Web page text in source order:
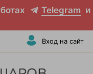
Telegram и
Вход на сайт